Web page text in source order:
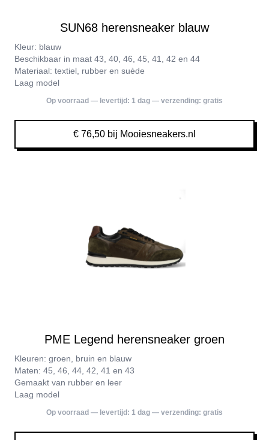
SUN68 herensneaker blauw
Kleur: blauw
Beschikbaar in maat 43, 40, 46, 45, 41, 42 en 44
Materiaal: textiel, rubber en suède
Laag model
Op voorraad — levertijd: 1 dag — verzending: gratis
€ 76,50 bij Mooiesneakers.nl
PME Legend herensneaker groen
Kleuren: groen, bruin en blauw
Maten: 45, 46, 44, 42, 41 en 43
Gemaakt van rubber en leer
Laag model
Op voorraad — levertijd: 1 dag — verzending: gratis